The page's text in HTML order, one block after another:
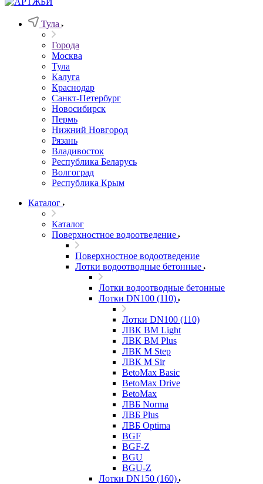
Тула
Города
Москва
Тула
Калуга
Краснодар
Санкт-Петербург
Новосибирск
Пермь
Нижний Новгород
Рязань
Владивосток
Республика Беларусь
Волгоград
Республика Крым
Каталог
Каталог
Поверхностное водоотведение
Поверхностное водоотведение
Лотки водоотводные бетонные
Лотки водоотводные бетонные
Лотки DN100 (110)
Лотки DN100 (110)
ЛВК ВМ Light
ЛВК ВМ Plus
ЛВК М Step
ЛВК М Sir
BetoMax Basic
BetoMax Drive
BetoMax
ЛВБ Norma
ЛВБ Plus
ЛВБ Optima
BGF
BGF-Z
BGU
BGU-Z
Лотки DN150 (160)